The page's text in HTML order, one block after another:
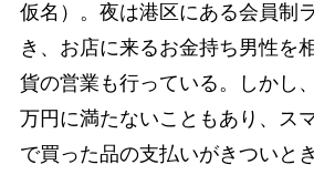
仮名）。夜は港区にある会員制
き、お店に来るお金持ち男性を
貨の営業も行っている。しかし
万円に満たないこともあり、ス
で買った品の支払いがきついと